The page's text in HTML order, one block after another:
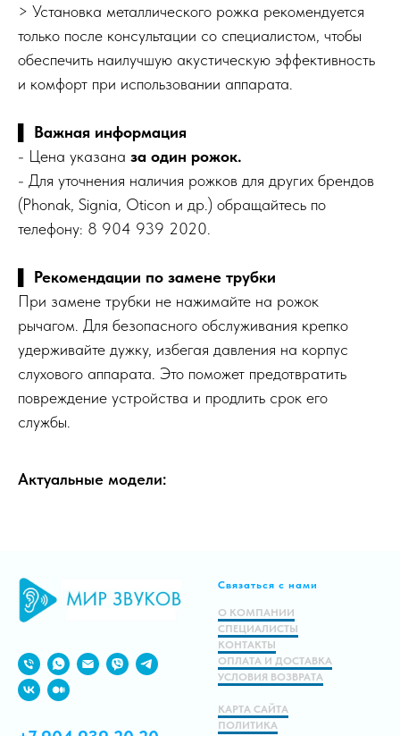
> Установка металлического рожка рекомендуется
только после консультации со специалистом, чтобы
обеспечить наилучшую акустическую эффективность
и комфорт при использовании аппарата.
Важная информация
- Цена указана за один рожок.
- Для уточнения наличия рожков для других брендов
(Phonak, Signia, Oticon и др.) обращайтесь по
телефону: 8 904 939 2020.
Рекомендации по замене трубки
При замене трубки не нажимайте на рожок
рычагом. Для безопасного обслуживания крепко
удерживайте дужку, избегая давления на корпус
слухового аппарата. Это поможет предотвратить
повреждение устройства и продлить срок его
службы.
Актуальные модели:
Связаться с нами
О КОМПАНИИ
СПЕЦИАЛИСТЫ
КОНТАКТЫ
ОПЛАТА И ДОСТАВКА
УСЛОВИЯ ВОЗВРАТА
КАРТА САЙТА
ПОЛИТИКА